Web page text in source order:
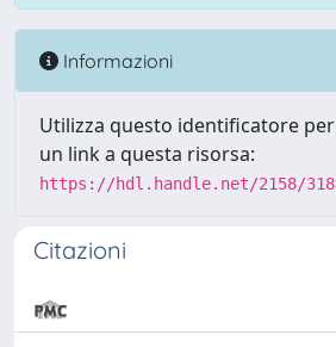
Informazioni
Utilizza questo identificatore
un link a questa risorsa:
https://hdl.handle.net/2158/
Citazioni